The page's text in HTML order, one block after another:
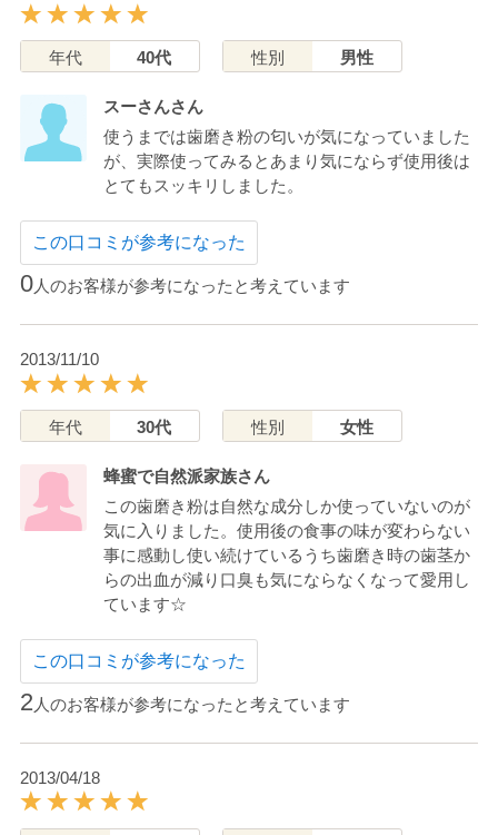
年代 40代 性別 男性
スーさんさん
使うまでは歯磨き粉の匂いが気になっていました
が、実際使ってみるとあまり気にならず使用後は
とてもスッキリしました。
この口コミが参考になった
0人のお客様が参考になったと考えています
2013/11/10
年代 30代 性別 女性
蜂蜜で自然派家族さん
この歯磨き粉は自然な成分しか使っていないのが
気に入りました。使用後の食事の味が変わらない
事に感動し使い続けているうち歯磨き時の歯茎か
らの出血が減り口臭も気にならなくなって愛用し
ています☆
この口コミが参考になった
2 人のお客様が参考になったと考えています
2013/04/18